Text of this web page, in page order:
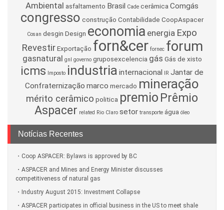
Ambiental asfaltamento Brasil Cade cerâmicaComgás
congresso construção Contabilidade CoopAspacer
Cosan desgin Design economia energia Expo
Revestir Exportação forn&cer fornec forum
gasnatural gnl governo gruposexcelencia gás Gás de xisto
icms Imposto industria internacional IR Jantar de
Confraternização marco mercado mineração
mérito cerâmico politica premio Prêmio
Aspacer related Rio Claro setor transporte água óleo
Notícias Recentes
Coop ASPACER: Bylaws is approved by BC
ASPACER and Mines and Energy Minister discusses
competitiveness of natural gas
Industry August 2015: Investment Collapse
ASPACER participates in official business in the US to meet shale